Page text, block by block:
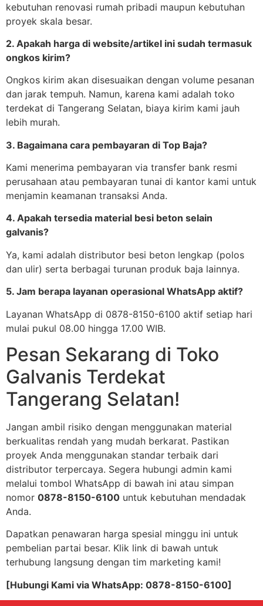
kebutuhan renovasi rumah pribadi maupun kebutuhan
proyek skala besar.
2. Apakah harga di website/artikel ini sudah termasuk
ongkos kirim?
Ongkos kirim akan disesuaikan dengan volume pesanan
dan jarak tempuh. Namun, karena kami adalah toko
terdekat di Tangerang Selatan, biaya kirim kami jauh
lebih murah.
3. Bagaimana cara pembayaran di Top Baja?
Kami menerima pembayaran via transfer bank resmi
perusahaan atau pembayaran tunai di kantor kami untuk
menjamin keamanan transaksi Anda.
4. Apakah tersedia material besi beton selain
galvanis?
Ya, kami adalah distributor besi beton lengkap (polos
dan ulir) serta berbagai turunan produk baja lainnya.
5. Jam berapa layanan operasional WhatsApp aktif?
Layanan WhatsApp di 0878-8150-6100 aktif setiap hari
mulai pukul 08.00 hingga 17.00 WIB.
Pesan Sekarang di Toko
Galvanis Terdekat
Tangerang Selatan!
Jangan ambil risiko dengan menggunakan material
berkualitas rendah yang mudah berkarat. Pastikan
proyek Anda menggunakan standar terbaik dari
distributor terpercaya. Segera hubungi admin kami
melalui tombol WhatsApp di bawah ini atau simpan
nomor 0878-8150-6100 untuk kebutuhan mendadak
Anda.
Dapatkan penawaran harga spesial minggu ini untuk
pembelian partai besar. Klik link di bawah untuk
terhubung langsung dengan tim marketing kami!
[Hubungi Kami via WhatsApp: 0878-8150-6100]